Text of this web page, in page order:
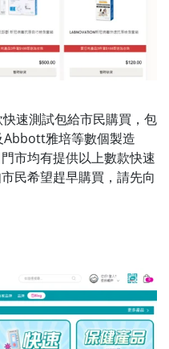
速測試包給市民購買，包
Abbott雅培等數個製造
市均有提供以上數款快速
民希望趕早購買，請先向